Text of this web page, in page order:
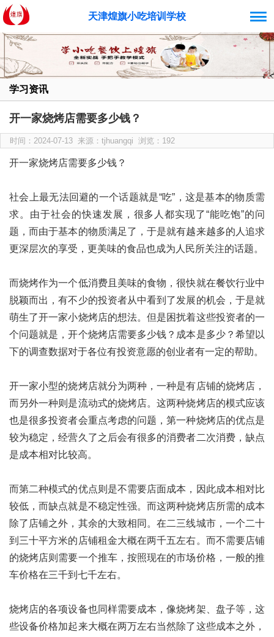
天津煌旗小吃培训学校
学习资讯
开一家烧烤店需要多少钱？
时间：2024-07-13 来源：tjhuangqi 浏览：192
开一家烧烤店需要多少钱？
社会上最无法回避的一个话题就是“吃”，这是基本的物质需
求。由于社会的快速发展，很多人都实现了“能吃饱”的问
题，而由于基本的物质满足了，于是就有越来越多的人追求
更深层次的享受，更美味的食品也成为人民所关注的话题。
而烧烤作为一个低消费且美味的食物，很快就在餐饮行业中
脱颖而出，有不少的投资者从中看到了发展的机会，于是就
萌生了开一家小烧烤店的想法。但是困扰着这些投资者的一
个问题就是，开个烧烤店需要多少钱？成本是多少？希望以
下的调查数据对于各位有投资意愿的创业者有一定的帮助。
开一家小型的烧烤店就分为两种，一种是有店铺的烧烤店，
而另外一种则是流动式的烧烤店。这两种烧烤店的模式应该
也是很多投资者会重点考虑的问题，第一种烧烤店的优点是
较为稳定，经营久了之后会有很多的消费者二次消费，缺点
是成本相对比较高。
而第二种模式的优点则是不需要店面成本，因此成本相对比
较低，而缺点就是不稳定性强。而这两种烧烤店所需的成本
除了店铺之外，其余的大致相同。在二三线城市，一个二十
到三十平方米的店铺租金大概在两千五左右。而不需要店铺
的烧烤店则需要一个推车，按照现在的市场价格，一般的推
车价格在三千到七千左右。
烧烤店的各项设备也同样需要成本，像烧烤架、盘子等，这
些设备价格加起来大概在两万左右当然除了这些成本之外，